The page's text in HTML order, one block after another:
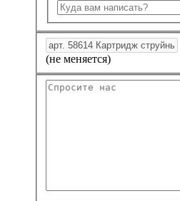
(не меняется)